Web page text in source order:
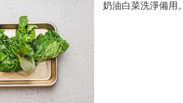
奶油白菜洗淨備用。